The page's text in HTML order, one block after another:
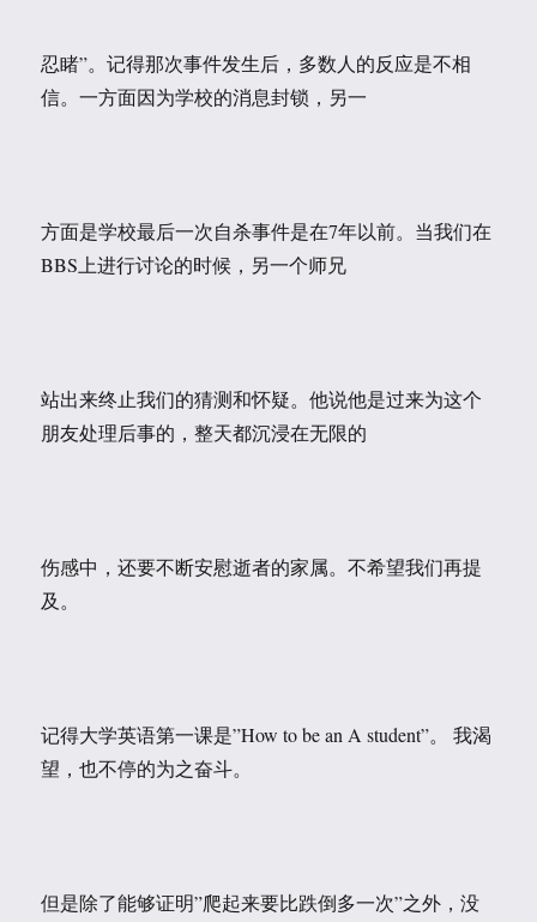
忍睹”。记得那次事件发生后，多数人的反应是不相
信。一方面因为学校的消息封锁，另一
方面是学校最后一次自杀事件是在7年以前。当我们在
BBS上进行讨论的时候，另一个师兄
站出来终止我们的猜测和怀疑。他说他是过来为这个
朋友处理后事的，整天都沉浸在无限的
伤感中，还要不断安慰逝者的家属。不希望我们再提
及。
记得大学英语第一课是”How to be an A student”。 我渴
望，也不停的为之奋斗。
但是除了能够证明”爬起来要比跌倒多一次”之外，没